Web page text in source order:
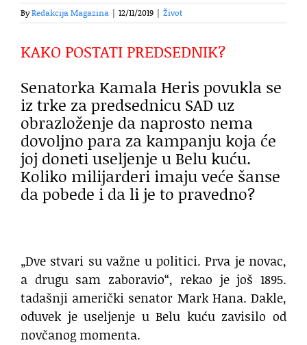
ByRedakcija Magazina 12/11/2019 Život
KAKO POSTATI PREDSEDNIK?
Senatorka Kamala Heris povukla se
iz trke za predsednicu SAD uz
obrazloženje da naprosto nema
dovoljno para za kampanju koja će
joj doneti useljenje u Belu kuću.
Koliko milijarderi imaju veće šanse
da pobede i da li je to pravedno?
„Dve stvari su važne u politici. Prva je novac,
a drugu sam zaboravio“, rekao je još 1895.
tadašnji američki senator Mark Hana. Dakle,
oduvek je useljenje u Belu kuću zavisilo od
novčanog momenta.